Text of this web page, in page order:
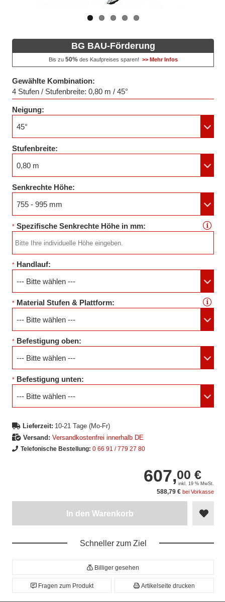
BG BAU-Förderung
Bis zu 50%des Kaufpreises sparen! >> Mehr Infos
Gewählte Kombination:
4 Stufen / Stufenbreite: 0,80 m / 45°
Neigung:
45°
Stufenbreite:
0,80 m
Senkrechte Höhe:
755 - 995 mm
* Spezifische Senkrechte Höhe in mm:
* Handlauf:
--- Bitte wählen ---
* Material Stufen & Plattform:
--- Bitte wählen ---
* Befestigung oben:
--- Bitte wählen ---
* Befestigung unten:
--- Bitte wählen ---
Lieferzeit: 10-21 Tage (Mo-Fr)
Versand: Versandkostenfrei innerhalb DE
Telefonische Bestellung: 0 66 91 / 779 27 80
607,00 €
inkl. 19 % MwSt.
588,79 € bei Vorkasse
In den Warenkorb
Schneller zum Ziel
Billiger gesehen
Fragen zum Produkt Artikelseite drucken